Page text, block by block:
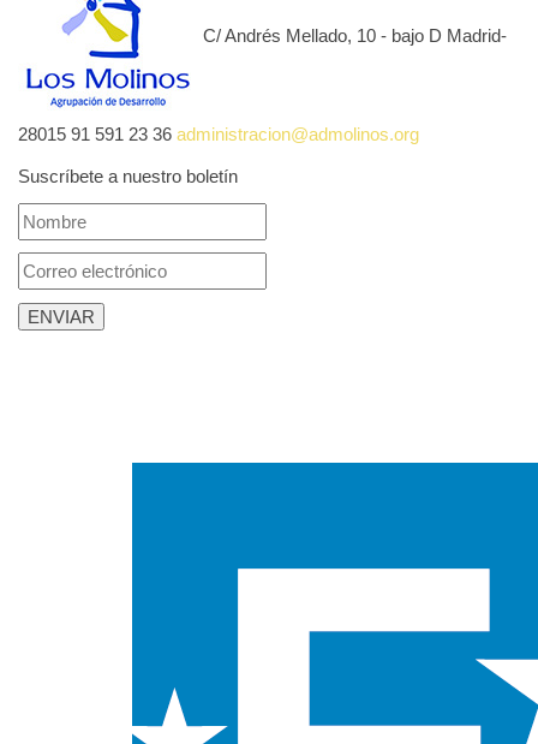
C/ Andrés Mellado, 10 - bajo D Madrid-
28015 91 591 23 36 administracion@admolinos.org
Suscríbete a nuestro boletín